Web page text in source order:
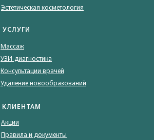
Эстетическая косметология
УСЛУГИ
Массаж
УЗИ-диагностика
Консультации врачей
Удаление новообразований
КЛИЕНТАМ
Акции
Правила и документы